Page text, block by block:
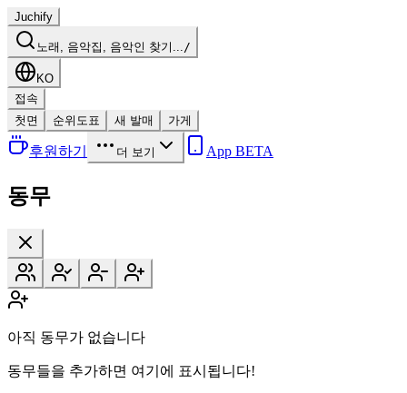
Juchify
노래, 음악집, 음악인 찾기.../
KO
접속
첫면
순위도표 새 발매 가게
후원하기 더 보기 App BETA
동무
아직 동무가 없습니다
동무들을 추가하면 여기에 표시됩니다!